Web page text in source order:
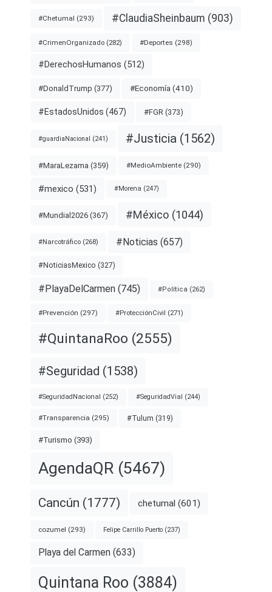
#Chetumal (293) #ClaudiaSheinbaum (903)
#CrimenOrganizado (282) #Deportes (298)
#DerechosHumanos (512)
#DonaldTrump (377) #Economía (410)
#EstadosUnidos (467) #FGR (373)
#guardiaNacional (241) #Justicia (1562)
#MaraLezama (359) #MedioAmbiente (290)
#mexico (531) #Morena (247)
#Mundial2026 (367) #México (1044)
#Narcotráfico (268) #Noticias (657)
#NoticiasMexico (327)
#PlayaDelCarmen (745) #Política (262)
#Prevención (297) #ProtecciónCivil (271)
#QuintanaRoo (2555)
#Seguridad (1538)
#SeguridadNacional (252) #SeguridadVial (244)
#Transparencia (295) #Tulum (319)
#Turismo (393)
AgendaQR (5467)
Cancún (1777) chetumal (601)
cozumel (293) Felipe Carrillo Puerto (237)
Playa del Carmen (633)
Quintana Roo (3884)